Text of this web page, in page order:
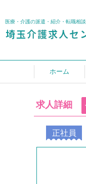
医療・介護の派遣・紹介・転職相談
ホーム
求人詳細
正社員